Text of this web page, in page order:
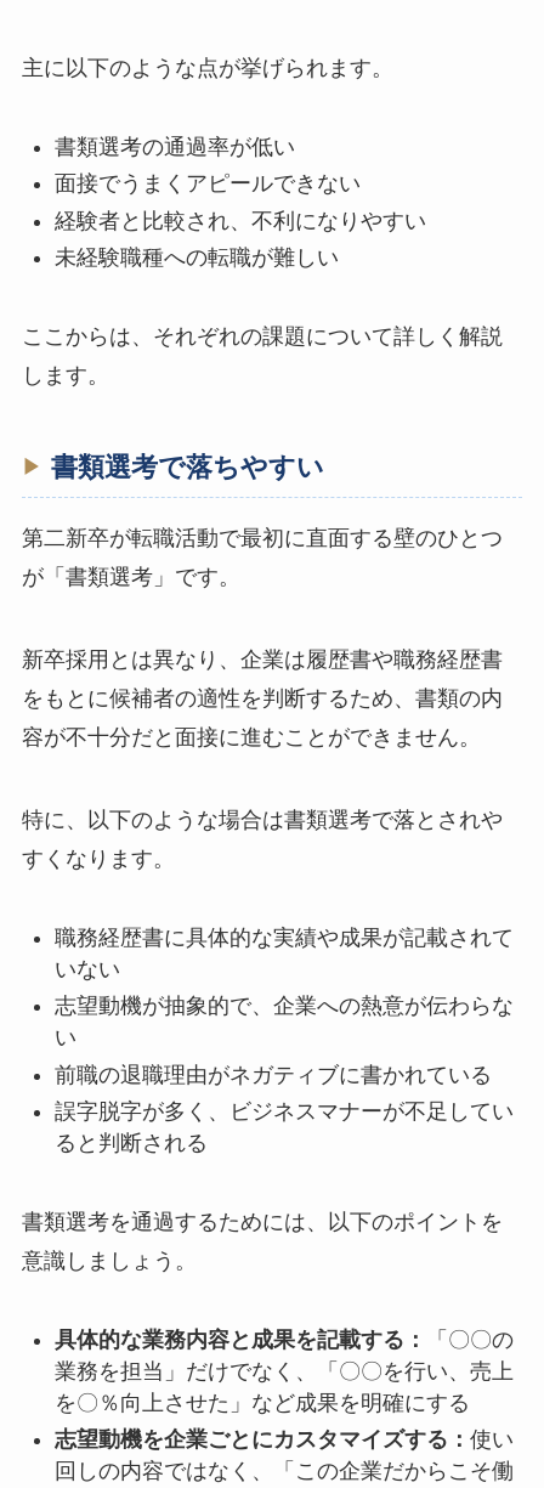
主に以下のような点が挙げられます。
書類選考の通過率が低い
面接でうまくアピールできない
経験者と比較され、不利になりやすい
未経験職種への転職が難しい
ここからは、それぞれの課題について詳しく解説
します。
書類選考で落ちやすい
第二新卒が転職活動で最初に直面する壁のひとつ
が「書類選考」です。
新卒採用とは異なり、企業は履歴書や職務経歴書
をもとに候補者の適性を判断するため、書類の内
容が不十分だと面接に進むことができません。
特に、以下のような場合は書類選考で落とされや
すくなります。
職務経歴書に具体的な実績や成果が記載されて
いない
志望動機が抽象的で、企業への熱意が伝わらな
い
前職の退職理由がネガティブに書かれている
誤字脱字が多く、ビジネスマナーが不足してい
ると判断される
書類選考を通過するためには、以下のポイントを
意識しましょう。
具体的な業務内容と成果を記載する：
「〇〇の
業務を担当」だけでなく、「〇〇を行い、売上
を〇％向上させた」など成果を明確にする
志望動機を企業ごとにカスタマイズする： 使い
回しの内容ではなく、「この企業だからこそ働